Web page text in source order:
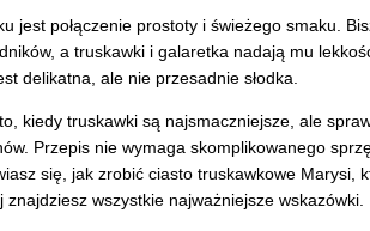
jest połączenie prostoty i świeżego smaku.
a truskawki i galaretka nadają mu
delikatna, ale nie przesadnie słodka.
kiedy truskawki są najsmaczniejsze, ale
Przepis nie wymaga skomplikowanego
się, jak zrobić ciasto truskawkowe Marysi,
znajdziesz wszystkie najważniejsze wskazówki.